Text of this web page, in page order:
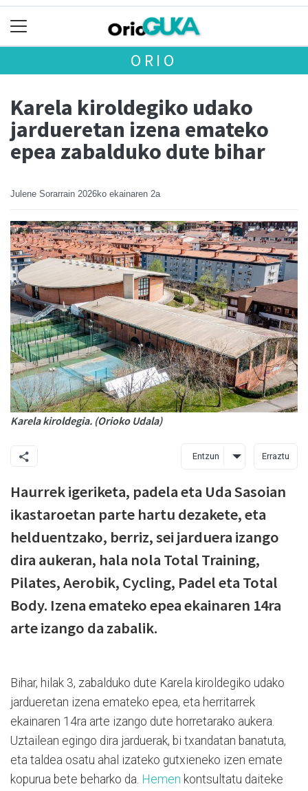
ORIO
Karela kiroldegiko udako
jardueretan izena emateko
epea zabalduko dute bihar
Julene Sorarrain 2026ko ekainaren 2a
Karela kiroldegia. (Orioko Udala)
Entzun Erraztu
Haurrek igeriketa, padela eta Uda Sasoian
ikastaroetan parte hartu dezakete, eta
helduentzako, berriz, sei jarduera izango
dira aukeran, hala nola Total Training,
Pilates, Aerobik, Cycling, Padel eta Total
Body. Izena emateko epea ekainaren 14ra
arte izango da zabalik.
Bihar, hilak 3, zabalduko dute Karela kiroldegiko udako
jardueretan izena emateko epea, eta herritarrek
ekainaren 14ra arte izango dute horretarako aukera.
Uztailean egingo dira jarduerak, bi txandatan banatuta,
eta taldea osatu ahal izateko gutxieneko izen emate
kopurua bete beharko da. Hemen kontsultatu daiteke